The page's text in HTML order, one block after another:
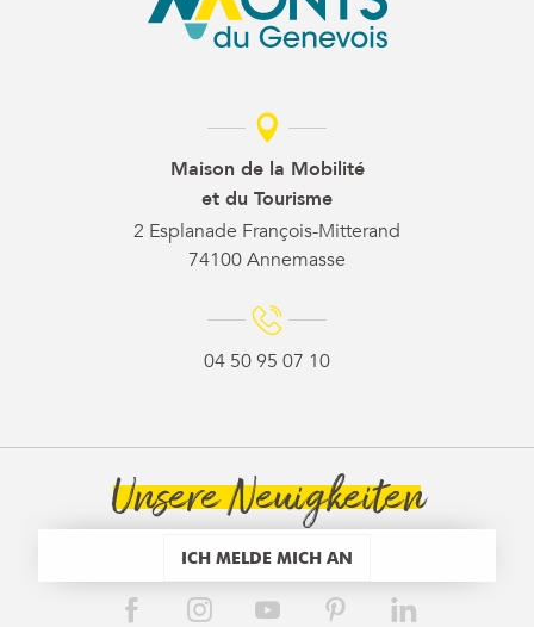
Maison de la Mobilité
et du Tourisme
2 Esplanade François-Mitterand
74100 Annemasse
04 50 95 07 10
Unsere Neuigkeiten
ICH MELDE MICH AN